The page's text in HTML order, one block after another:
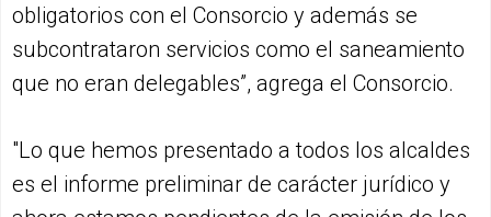
obligatorios con el Consorcio y además se
subcontrataron servicios como el saneamiento
que no eran delegables”, agrega el Consorcio.
"Lo que hemos presentado a todos los alcaldes
es el informe preliminar de carácter jurídico y